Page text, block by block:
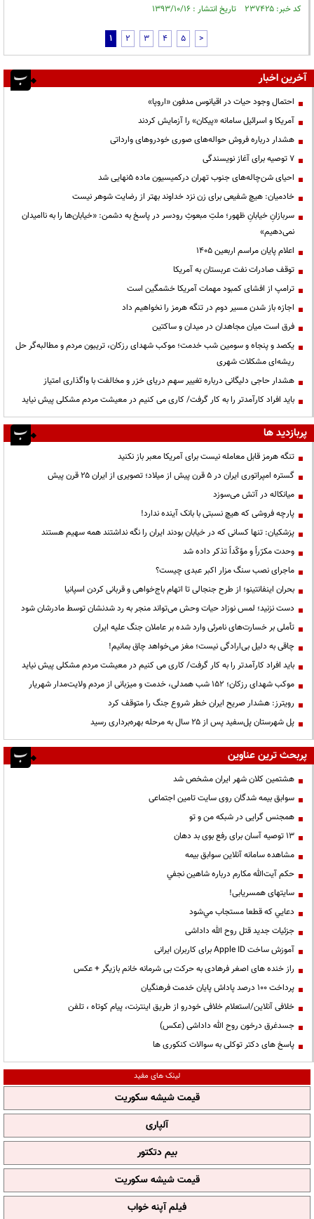
کد خبر: ۲۳۷۴۲۵ تاریخ انتشار : ۱۳۹۳/۱۰/۱۶
1 2 3 4 5 >
آخرین اخبار
احتمال وجود حیات در اقیانوس مدفون «اروپا»
آمریکا و اسرائیل سامانه «پیکان» را آزمایش کردند
هشدار درباره فروش حواله‌های صوری خودروهای وارداتی
۷ توصیه برای آغاز نویسندگی
احیای شن‌چاله‌های جنوب تهران درکمیسیون ماده ۵نهایی شد
خادمیان: هیچ شفیعی برای زن نزد خداوند بهتر از رضایت شوهر نیست
سربازانِ خیابانِ ظهور؛ ملتِ مبعوثِ رودسر در پاسخ به دشمن: «خیابان‌ها را به ناامیدان
نمی‌دهیم»
اعلام پایان مراسم اربعین ۱۴۰۵
توقف صادرات نفت عربستان به آمریکا
ترامپ از افشای کمبود مهمات آمریکا خشمگین است
اجازه باز شدن مسیر دوم در تنگه هرمز را نخواهیم داد
فرق است میان مجاهدان در میدان و ساکتین
یکصد و پنجاه و سومین شب خدمت؛ موکب شهدای رزکان، تریبون مردم و مطالبه‌گر حل
ریشه‌ای مشکلات شهری
هشدار حاجی دلیگانی درباره تغییر سهم دریای خزر و مخالفت با واگذاری امتیاز
باید افراد کارآمدتر را به کار گرفت/ کاری می کنیم در معیشت مردم مشکلی پیش نیاید
پربازدید ها
تنگه هرمز قابل معامله نیست برای آمریکا معبر باز نکنید
گستره امپراتوری ایران در ۵ قرن پیش از میلاد؛ تصویری از ایران ۲۵ قرن پیش
میانکاله در آتش می‌سوزد
پارچه فروشی که هیچ نسبتی با بانک آینده ندارد!
پزشکیان: تنها کسانی که در خیابان بودند ایران را نگه نداشتند همه سهیم هستند
وحدت مکرّراً و مؤکّداً تذکر داده شد
ماجرای نصب سنگ مزار اکبر عبدی چیست؟
بحران اینفانتینو؛ از طرح جنجالی تا اتهام باج‌خواهی و قربانی کردن اسپانیا
دست نزنید؛ لمس نوزاد حیات وحش می‌تواند منجر به رد شدنشان توسط مادرشان شود
تأملی بر خسارت‌های نامرئی وارد شده بر عاملان جنگ علیه ایران
چاقی به دلیل بی‌ارادگی نیست؛ مغز می‌خواهد چاق بمانیم!
باید افراد کارآمدتر را به کار گرفت/ کاری می کنیم در معیشت مردم مشکلی پیش نیاید
موکب شهدای رزکان؛ ۱۵۲ شب همدلی، خدمت و میزبانی از مردم ولایت‌مدار شهریار
رویترز: هشدار صریح ایران خطر شروع جنگ را متوقف کرد
پل شهرستان پل‌سفید پس از ۲۵ سال به مرحله بهره‌برداری رسید
پربحث ترین عناوین
هشتمین کلان شهر ایران مشخص شد
سوابق بیمه شدگان روی سایت تامین اجتماعی
همجنس گرایی در شبکه من و تو
13 توصیه آسان برای رفع بوی بد دهان
مشاهده سامانه آنلاين سوابق بیمه
حكم آيت‌الله مكارم درباره شاهين نجفي
سایتهای همسریابی!
دعايي كه قطعا مستجاب مي‌شود
جزئیات جدید قتل روح الله داداشی
آموزش ساخت Apple ID برای کاربران ایرانی
راز خنده های اصغر فرهادی به حرکت بی شرمانه خانم بازیگر + عکس
پرداخت ۱۰۰ درصد پاداش پایان خدمت فرهنگیان
خلافی آنلاین/استعلام خلافی خودرو از طریق اینترنت، پیام کوتاه ، تلفن
جسدغرق درخون روح الله داداشی (عکس)
پاسخ های دکتر توکلی به سوالات کنکوری ها
لینک های مفید
قیمت شیشه سکوریت
آلپاری
بیم دتکتور
قیمت شیشه سکوریت
فیلم آپنه خواب